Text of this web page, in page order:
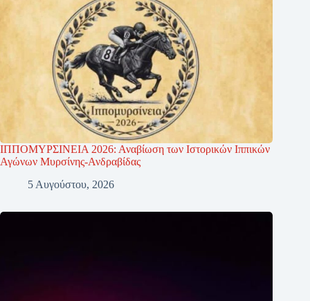
ΙΠΠΟΜΥΡΣΙΝΕΙΑ 2026: Αναβίωση των Ιστορικών Ιππικών
Αγώνων Μυρσίνης-Ανδραβίδας
5 Αυγούστου, 2026